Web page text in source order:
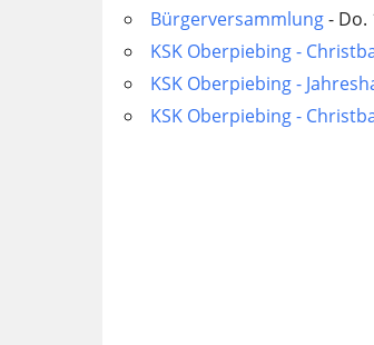
Bürgerversammlung- Do.
KSK Oberpiebing -
KSK Oberpiebing -
KSK Oberpiebing -